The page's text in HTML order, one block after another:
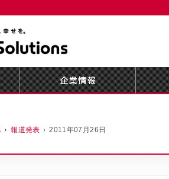
報道発表 2011年07月26日